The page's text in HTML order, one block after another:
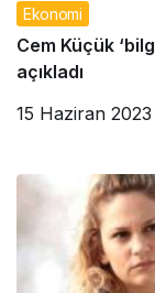
Ekonomi
Cem Küçük
açıkladı
15 Haziran